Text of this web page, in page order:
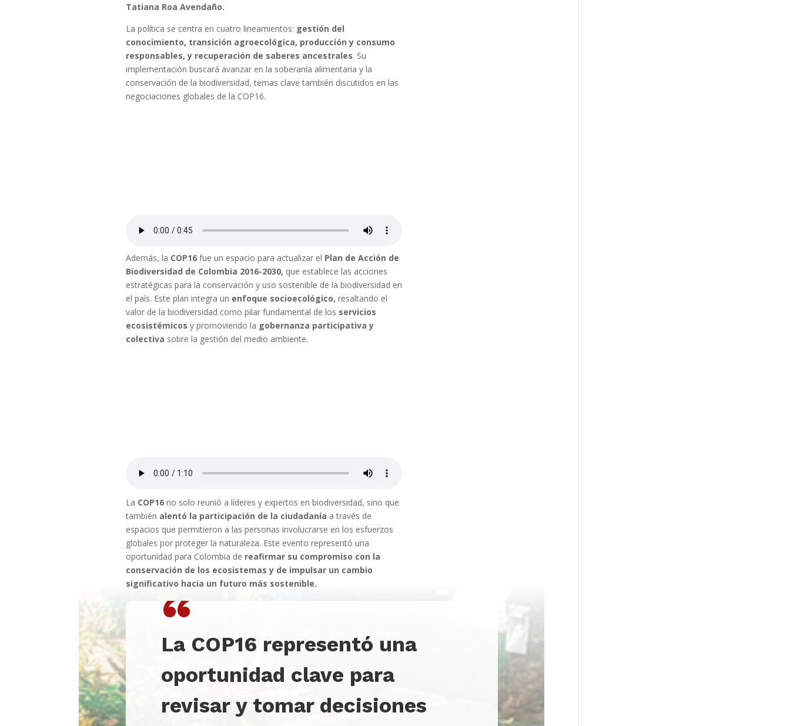
Tatiana Roa Avendaño.
La política se centra en cuatro lineamientos: gestión del
conocimiento, transición agroecológica, producción y consumo
responsables, y recuperación de saberes ancestrales. Su
implementación buscará avanzar en la soberanía alimentaria y la
conservación de la biodiversidad, temas clave también discutidos en las
negociaciones globales de la COP16.
Además, la COP16fue un espacio para actualizar el Plan de Acción de
Biodiversidad de Colombia 2016-2030, que establece las acciones
estratégicas para la conservación y uso sostenible de la biodiversidad en
el país. Este plan integra un enfoque socioecológico, resaltando el
valor de la biodiversidad como pilar fundamental de los servicios
ecosistémicos y promoviendo la gobernanza participativa y
colectiva sobre la gestión del medio ambiente.
La COP16no solo reunió a líderes y expertos en biodiversidad, sino que
también alentó la participación de la ciudadanía a través de
espacios que permitieron a las personas involucrarse en los esfuerzos
globales por proteger la naturaleza. Este evento representó una
oportunidad para Colombia de reafirmar su compromiso con la
conservación de los ecosistemas y de impulsar un cambio
significativo hacia un futuro más sostenible.
“
La COP16 representó una
oportunidad clave para
revisar y tomar decisiones